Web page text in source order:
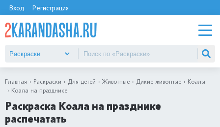
Вход Регистрация
Главная Раскраски Для детей Животные Дикие животные
Коалы
Коала на празднике
Раскраска Коала на празднике
распечатать